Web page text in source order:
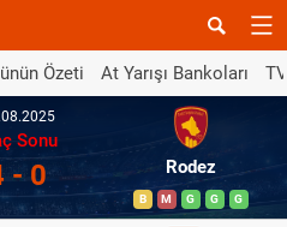
Özeti At Yarışı Bankoları
Sonu
- 0 Rodez
B M G G G